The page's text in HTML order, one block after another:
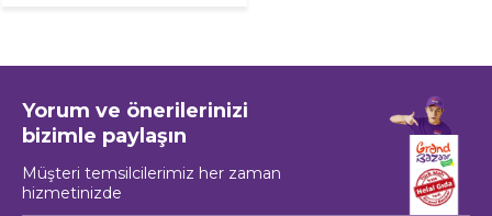
Yorum ve önerilerinizi
bizimle paylaşın
Müşteri temsilcilerimiz her zaman
hizmetinizde